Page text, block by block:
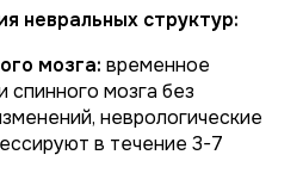
невральных структур:
мозга: временное
мозга без
неврологические
в течение 3-7